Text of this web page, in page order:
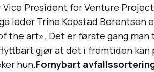
President for Venture
leder Trine Kopstad
the art». Det er første gang
gjør at det i fremtiden kan
hun.Fornybart